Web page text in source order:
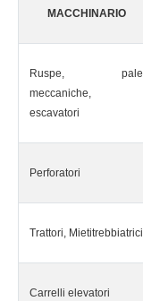
MACCHINARIO
Ruspe, pale
meccaniche,
escavatori
Perforatori
Trattori, Mietitrebbiatrici
Carrelli elevatori